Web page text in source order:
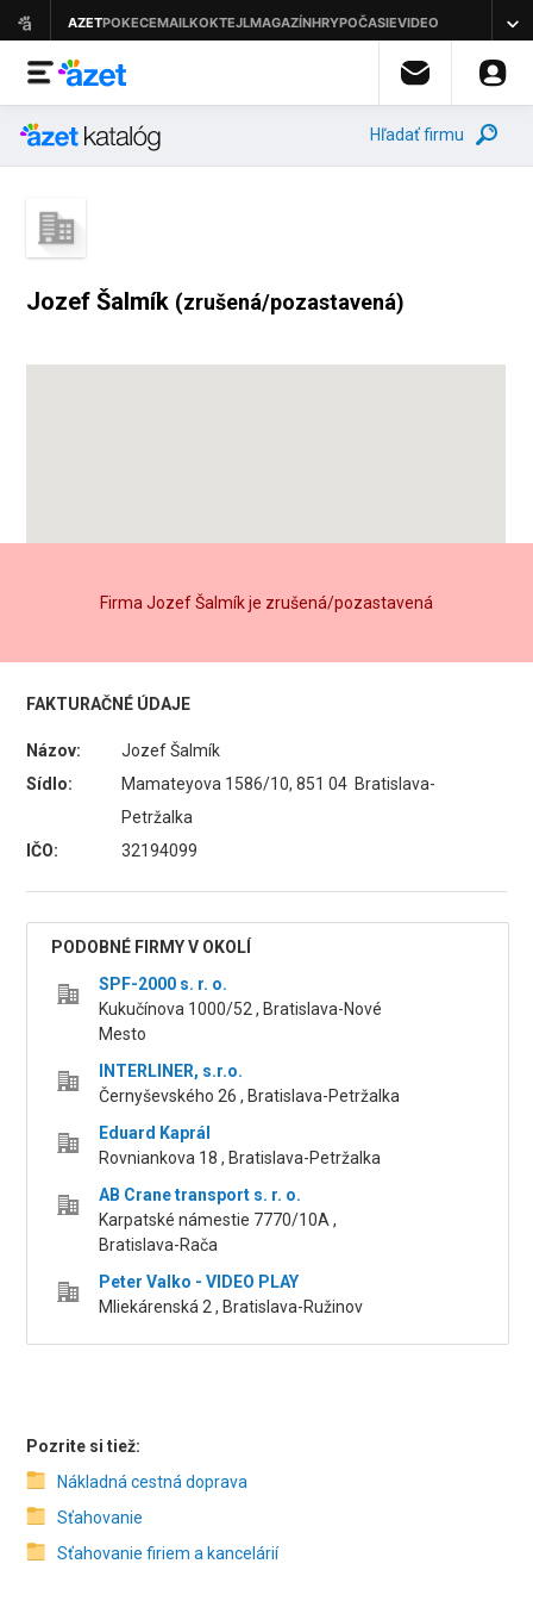
Hľadať firmu
Jozef Šalmík (zrušená/pozastavená)
Firma Jozef Šalmík je zrušená/pozastavená
FAKTURAČNÉ ÚDAJE
Názov:
Jozef Šalmík
Sídlo:
Mamateyova 1586/10, 851 04 Bratislava-
Petržalka
IČO:
32194099
PODOBNÉ FIRMY V OKOLÍ
SPF-2000 s. r. o.
Kukučínova 1000/52 , Bratislava-Nové
Mesto
INTERLINER, s.r.o.
Černyševského 26 , Bratislava-Petržalka
Eduard Kaprál
Rovniankova 18 , Bratislava-Petržalka
AB Crane transport s. r. o.
Karpatské námestie 7770/10A ,
Bratislava-Rača
Peter Valko - VIDEO PLAY
Mliekárenská 2 , Bratislava-Ružinov
Pozrite si tiež:
Nákladná cestná doprava
Sťahovanie
Sťahovanie firiem a kancelárií